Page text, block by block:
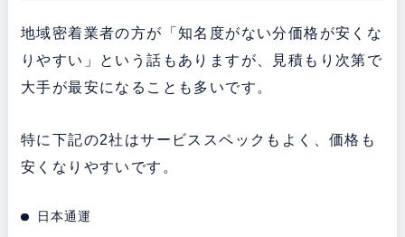
地域密着業者の方が「知名度がない分価格が安くな
りやすい」という話もありますが、見積もり次第で
大手が最安になることも多いです。
特に下記の2社はサービススペックもよく、価格も
安くなりやすいです。
日本通運